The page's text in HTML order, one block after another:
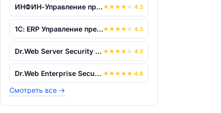
ИНФИН-Управление предприятием★ ★ ★ ★ ☆ 4.3
1С: ERP Управление предприятием 8★ ★ ★ ★ ☆ 4.3
Dr.Web Server Security Suite ★ ★ ★ ★ ☆ 4.3
Dr.Web Enterprise Security Suite ★ ★ ★ ★ ★ 4.8
Смотреть все →